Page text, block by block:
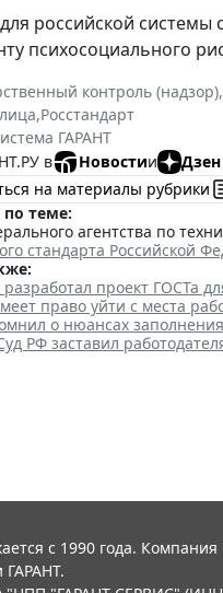
российской системы
психосоциального
контроль (надзор),
,Росстандарт
ГАРАНТ
в
Новостии
Дзен
на материалы рубрики
теме:
агентства по
стандарта Российской
разработал проект ГОСТа
право уйти с места
о нюансах
РФ заставил
с 1990 года.
ГАРАНТ.